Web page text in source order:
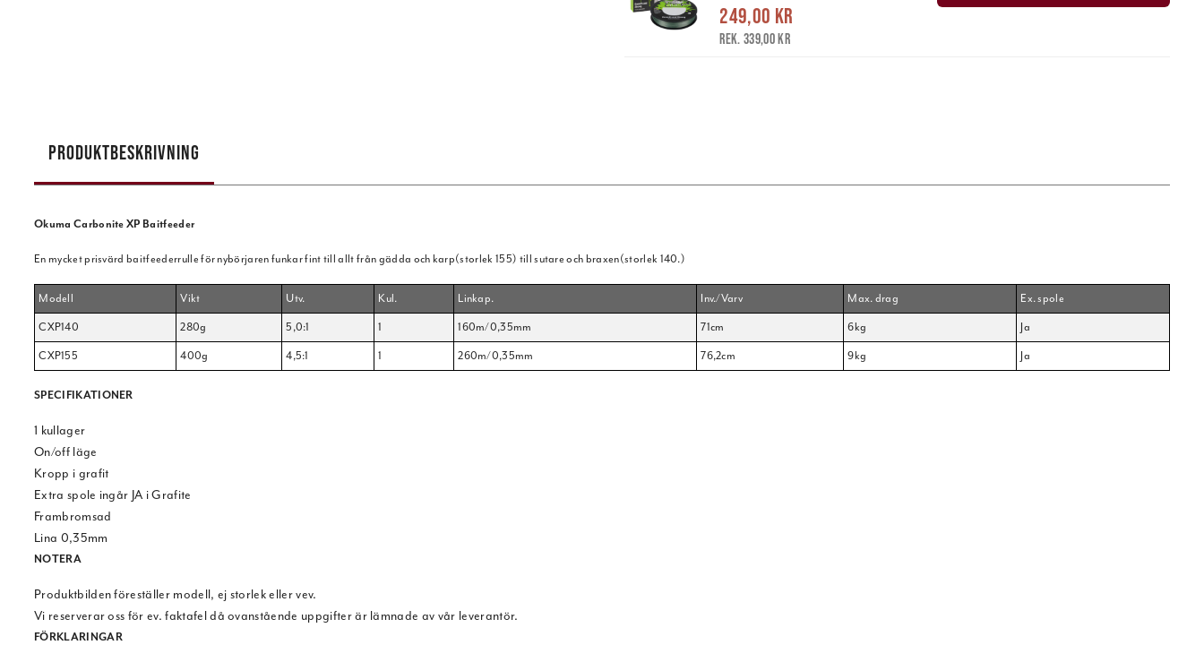
249,00 kr
Rek. 339,00 kr
PRODUKTBESKRIVNING
Okuma Carbonite XP Baitfeeder
En mycket prisvärd baitfeederrulle för nybörjaren funkar fint till allt från gädda och karp(storlek 155) till sutare och braxen(storlek 140.)
Modell Vikt Utv. Kul. Linkap. Inv./Varv Max. drag
Ex. spole
CXP140
280g 5,0:1 1 160m/0,35mm 71cm 6kg
Ja
CXP155
400g 4,5:1 1 260m/0,35mm 76,2cm 9kg Ja
SPECIFIKATIONER
1 kullager
On/off läge
Kropp i grafit
Extra spole ingår JA i Grafite
Frambromsad
Lina 0,35mm
NOTERA
Produktbilden föreställer modell, ej storlek eller vev.
Vi reserverar oss för ev. faktafel då ovanstående uppgifter är lämnade av vår leverantör.
FÖRKLARINGAR